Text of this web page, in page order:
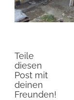
Teile
diesen
Post mit
deinen
Freunden!